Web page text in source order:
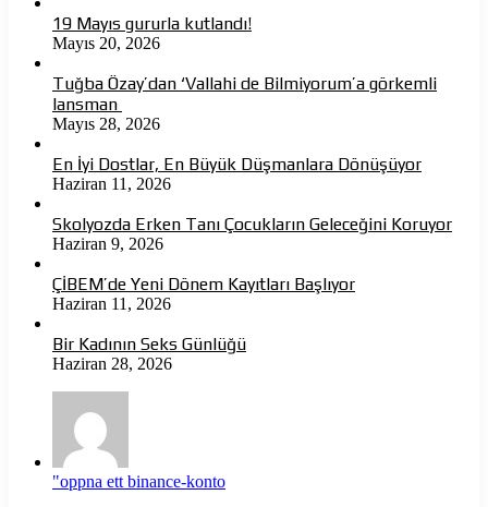
19 Mayıs gururla kutlandı!
Mayıs 20, 2026
Tuğba Özay’dan ‘Vallahi de Bilmiyorum’a görkemli
lansman
Mayıs 28, 2026
En İyi Dostlar, En Büyük Düşmanlara Dönüşüyor
Haziran 11, 2026
Skolyozda Erken Tanı Çocukların Geleceğini Koruyor
Haziran 9, 2026
ÇİBEM’de Yeni Dönem Kayıtları Başlıyor
Haziran 11, 2026
Bir Kadının Seks Günlüğü
Haziran 28, 2026
"oppna ett binance-konto